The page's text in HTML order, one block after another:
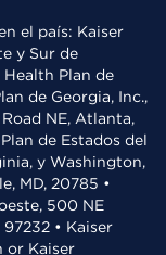
el país: Kaiser
y Sur de
Plan de
de Georgia, Inc.,
NE, Atlanta,
de Estados del
y Washington,
MD, 20785 •
500 NE
• Kaiser
or Kaiser